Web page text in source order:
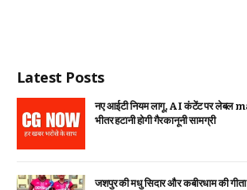
Latest Posts
नए आईटी नियम लागू, AI कंटेंट पर लेबल
भीतर हटानी होगी गैरकानूनी सामग्री
जशपुर की मधु सिदार और कबीरधाम की गीता